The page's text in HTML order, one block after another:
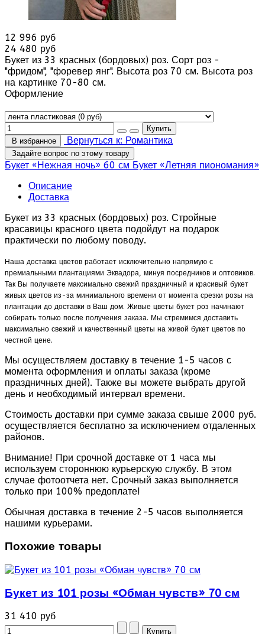
12 996 руб
24 480 руб
Букет из 33 красных (бордовых) роз. Сорт роз -
"фридом", "форевер янг". Высота роз 70 см. Высота роз
на картинке 70-80 см.
Оформление
В избранное Вернуться к: Романтика
Задайте вопрос по этому товару
Букет «Нежная ночь» 60 см Букет «Летняя пиономания»
Описание
Доставка
Букет из 33 красных (бордовых) роз. Стройные
красавицы красного цвета подойдут на подарок
практически по любому поводу.
Наша доставка цветов работает исключительно напрямую с
премиальными плантациями Эквадора, минуя посредников и оптовиков.
Так Вы получаете максимально свежий праздничный и красивый букет
живых цветов из-за минимального времени от момента срезки розы на
плантации до доставки в Ваш дом. Живые цветы букет роз начинают
собирать только после получения заказа. Мы стремимся доставить
максимально свежий и качественный цветы на живой букет цветов по
честной цене.
Мы осуществляем доставку в течение 1-5 часов с
момента оформления и оплаты заказа (кроме
праздничных дней). Также вы можете выбрать другой
день и необходимый интервал времени.
Стоимость доставки при сумме заказа свыше 2000 руб.
осуществляется бесплатно за исключением отдаленных
районов.
Внимание! При срочной доставке от 1 часа мы
используем стороннюю курьерскую службу. В этом
случае фотоотчета нет. Срочный заказ выполняется
только при 100% предоплате!
Обычная доставка в течение 2-5 часов выполняется
нашими курьерами.
Похожие товары
Букет из 101 розы «Обман чувств» 70 см
31 410 руб